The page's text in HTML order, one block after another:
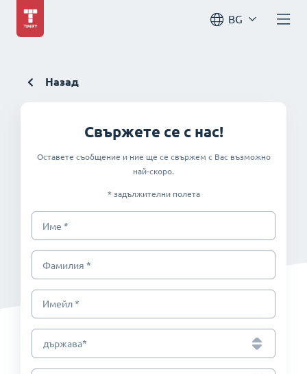
BG
Назад
Свържете се с нас!
Оставете съобщение и ние ще се свържем с Вас възможно
най-скоро.
* задължителни полета
Име*
Фамилия*
Имейл *
държава*